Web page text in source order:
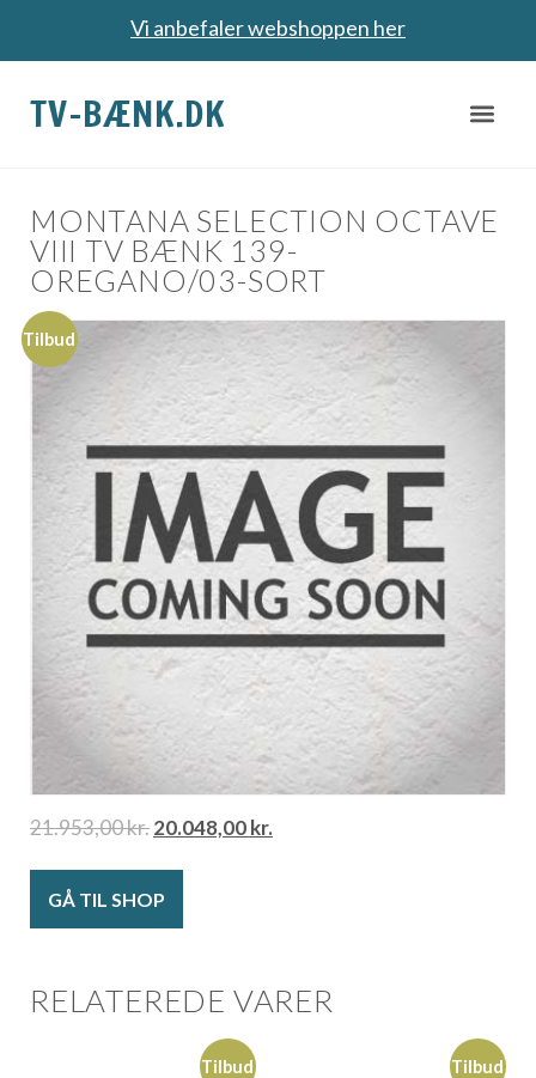
Vi anbefaler webshoppen her
TV-BÆNK.DK
MONTANA SELECTION OCTAVE
VIII TV BÆNK 139-
OREGANO/03-SORT
Tilbud
21.953,00kr.20.048,00kr.
GÅ TIL SHOP
RELATEREDE VARER
Tilbud Tilbud